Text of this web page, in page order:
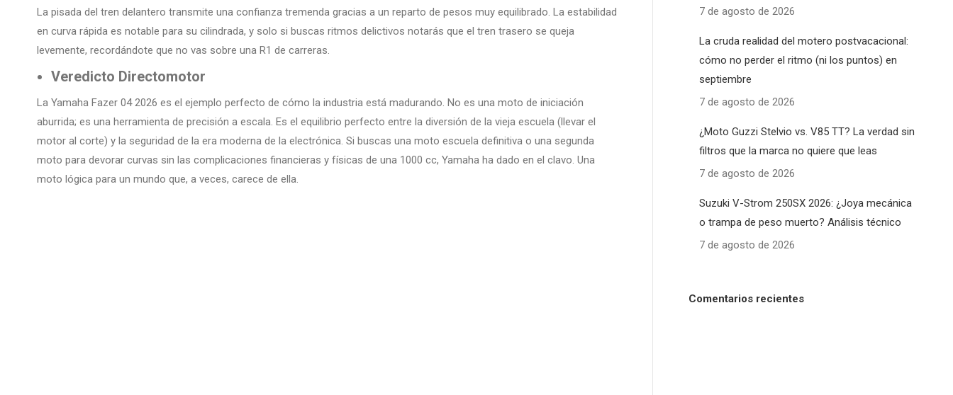
La pisada del tren delantero transmite una confianza tremenda gracias a un reparto de pesos muy equilibrado. La estabilidad
en curva rápida es notable para su cilindrada, y solo si buscas ritmos delictivos notarás que el tren trasero se queja
levemente, recordándote que no vas sobre una R1 de carreras.
Veredicto Directomotor
La Yamaha Fazer 04 2026 es el ejemplo perfecto de cómo la industria está madurando. No es una moto de iniciación
aburrida; es una herramienta de precisión a escala. Es el equilibrio perfecto entre la diversión de la vieja escuela (llevar el
motor al corte) y la seguridad de la era moderna de la electrónica. Si buscas una moto escuela definitiva o una segunda
moto para devorar curvas sin las complicaciones financieras y físicas de una 1000 cc, Yamaha ha dado en el clavo. Una
moto lógica para un mundo que, a veces, carece de ella.
7 de agosto de 2026
La cruda realidad del motero postvacacional:
cómo no perder el ritmo (ni los puntos) en
septiembre
7 de agosto de 2026
¿Moto Guzzi Stelvio vs. V85 TT? La verdad sin
filtros que la marca no quiere que leas
7 de agosto de 2026
Suzuki V-Strom 250SX 2026: ¿Joya mecánica
o trampa de peso muerto? Análisis técnico
7 de agosto de 2026
Comentarios recientes